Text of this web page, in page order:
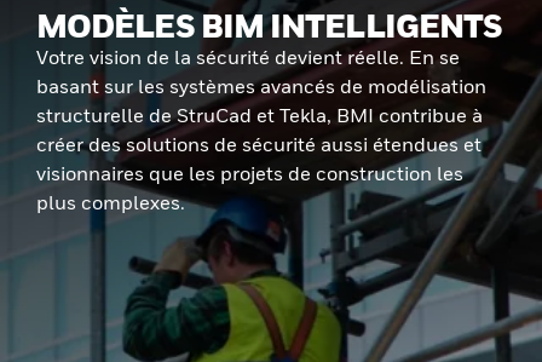
MODÈLES BIM INTELLIGENTS
Votre vision de la sécurité devient réelle. En se
basant sur les systèmes avancés de modélisation
structurelle de StruCad et Tekla, BMI contribue à
créer des solutions de sécurité aussi étendues et
visionnaires que les projets de construction les
plus complexes.